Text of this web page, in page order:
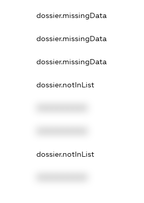
dossier.missingData
dossier.missingData
dossier.missingData
dossier.notInList
dossier.notInList